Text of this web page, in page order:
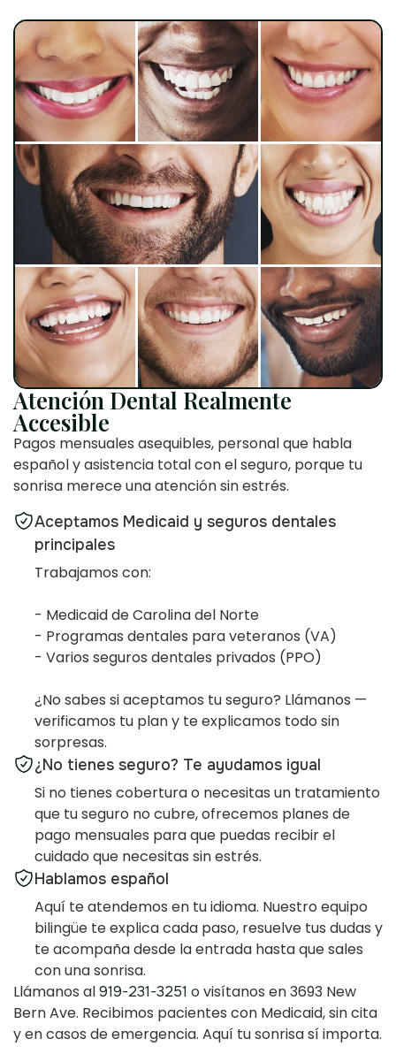
Atención Dental Realmente
Accesible
Pagos mensuales asequibles, personal que habla
español y asistencia total con el seguro, porque tu
sonrisa merece una atención sin estrés.
Aceptamos Medicaid y seguros dentales
principales
Trabajamos con:
- Medicaid de Carolina del Norte
- Programas dentales para veteranos (VA)
- Varios seguros dentales privados (PPO)
¿No sabes si aceptamos tu seguro? Llámanos —
verificamos tu plan y te explicamos todo sin
sorpresas.
¿No tienes seguro? Te ayudamos igual
Si no tienes cobertura o necesitas un tratamiento
que tu seguro no cubre, ofrecemos planes de
pago mensuales para que puedas recibir el
cuidado que necesitas sin estrés.
Hablamos español
Aquí te atendemos en tu idioma. Nuestro equipo
bilingüe te explica cada paso, resuelve tus dudas y
te acompaña desde la entrada hasta que sales
con una sonrisa.
Llámanos al919-231-3251 o visítanos en 3693 New
Bern Ave. Recibimos pacientes con Medicaid, sin cita
y en casos de emergencia. Aquí tu sonrisa sí importa.